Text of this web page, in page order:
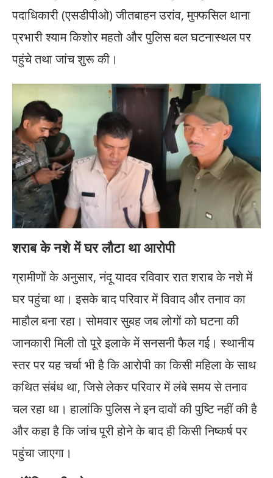
पदाधिकारी (एसडीपीओ) जीतबाहन उरांव, मुफ्फसिल थाना
प्रभारी श्याम किशोर महतो और पुलिस बल घटनास्थल पर
पहुंचे तथा जांच शुरू की।
शराब के नशे में घर लौटा था आरोपी
ग्रामीणों के अनुसार, नंदू यादव रविवार रात शराब के नशे में
घर पहुंचा था। इसके बाद परिवार में विवाद और तनाव का
माहौल बना रहा। सोमवार सुबह जब लोगों को घटना की
जानकारी मिली तो पूरे इलाके में सनसनी फैल गई। स्थानीय
स्तर पर यह चर्चा भी है कि आरोपी का किसी महिला के साथ
कथित संबंध था, जिसे लेकर परिवार में लंबे समय से तनाव
चल रहा था। हालांकि पुलिस ने इन दावों की पुष्टि नहीं की है
और कहा है कि जांच पूरी होने के बाद ही किसी निष्कर्ष पर
पहुंचा जाएगा।